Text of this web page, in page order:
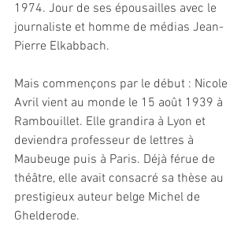
1974. Jour de ses épousailles avec le
journaliste et homme de médias Jean-
Pierre Elkabbach.
Mais commençons par le début : Nicole
Avril vient au monde le 15 août 1939 à
Rambouillet. Elle grandira à Lyon et
deviendra professeur de lettres à
Maubeuge puis à Paris. Déjà férue de
théâtre, elle avait consacré sa thèse au
prestigieux auteur belge Michel de
Ghelderode.